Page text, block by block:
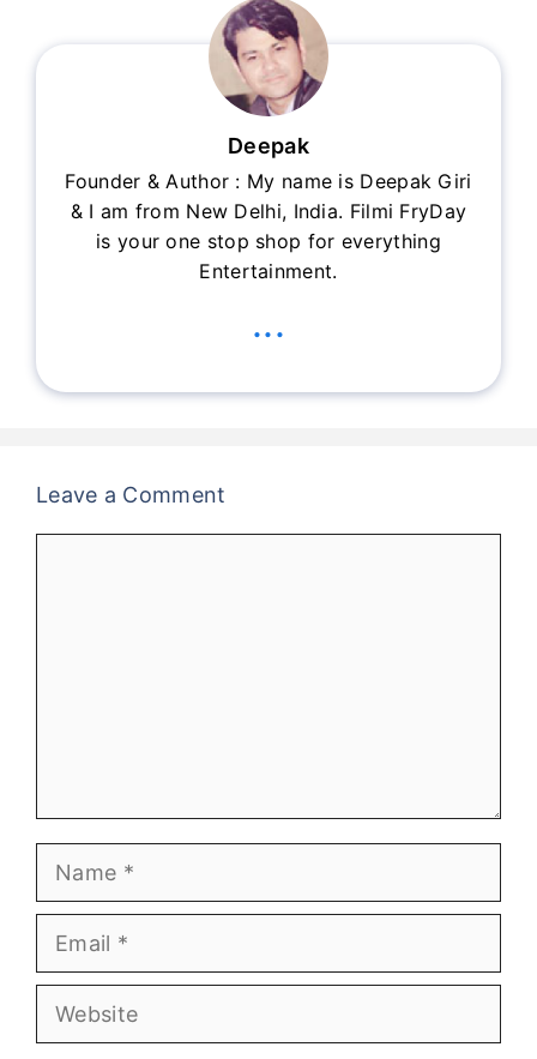
Deepak
Founder & Author : My name is Deepak Giri
& I am from New Delhi, India. Filmi FryDay
is your one stop shop for everything
Entertainment.
...
Leave a Comment
Name
Email
Website